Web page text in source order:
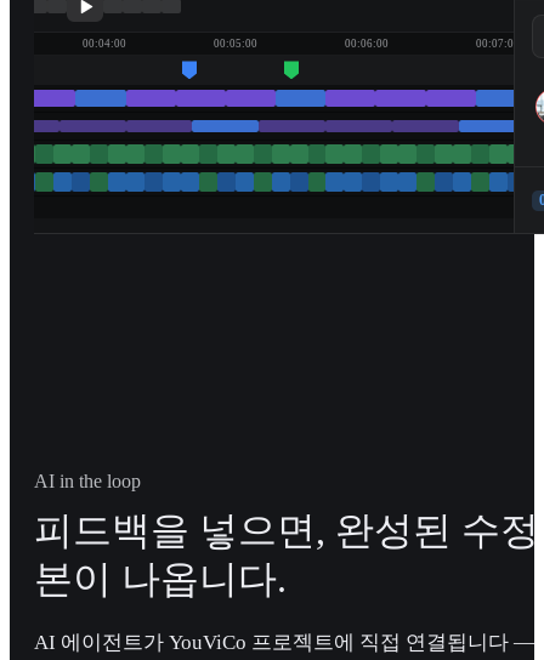
00:04:00 00:05:00 00:06:00 00:07:00
AI in the loop
피드백을 넣으면, 완성된 수정
본이 나옵니다.
AI 에이전트가 YouViCo 프로젝트에 직접 연결됩니다 —